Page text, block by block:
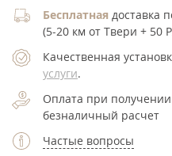
Бесплатная доставка
(5-20 км от Твери + 50
Качественная
услуги.
Оплата при
безналичный расчет
Частые вопросы